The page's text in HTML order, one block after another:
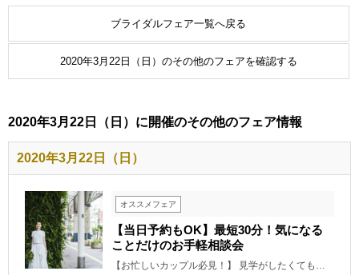
ブライダルフェア一覧へ戻る
2020年3月22日（日）のその他のフェアを確認する
2020年3月22日（日）に開催のその他のフェア情報
2020年3月22日（日）
オススメフェア
【当日予約もOK】最短30分！気になる
ことだけのお手軽相談会
【お忙しいカップル必見！】 見学がしたくても…